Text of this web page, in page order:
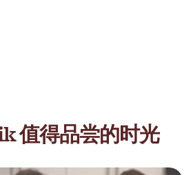
值得品尝的时光